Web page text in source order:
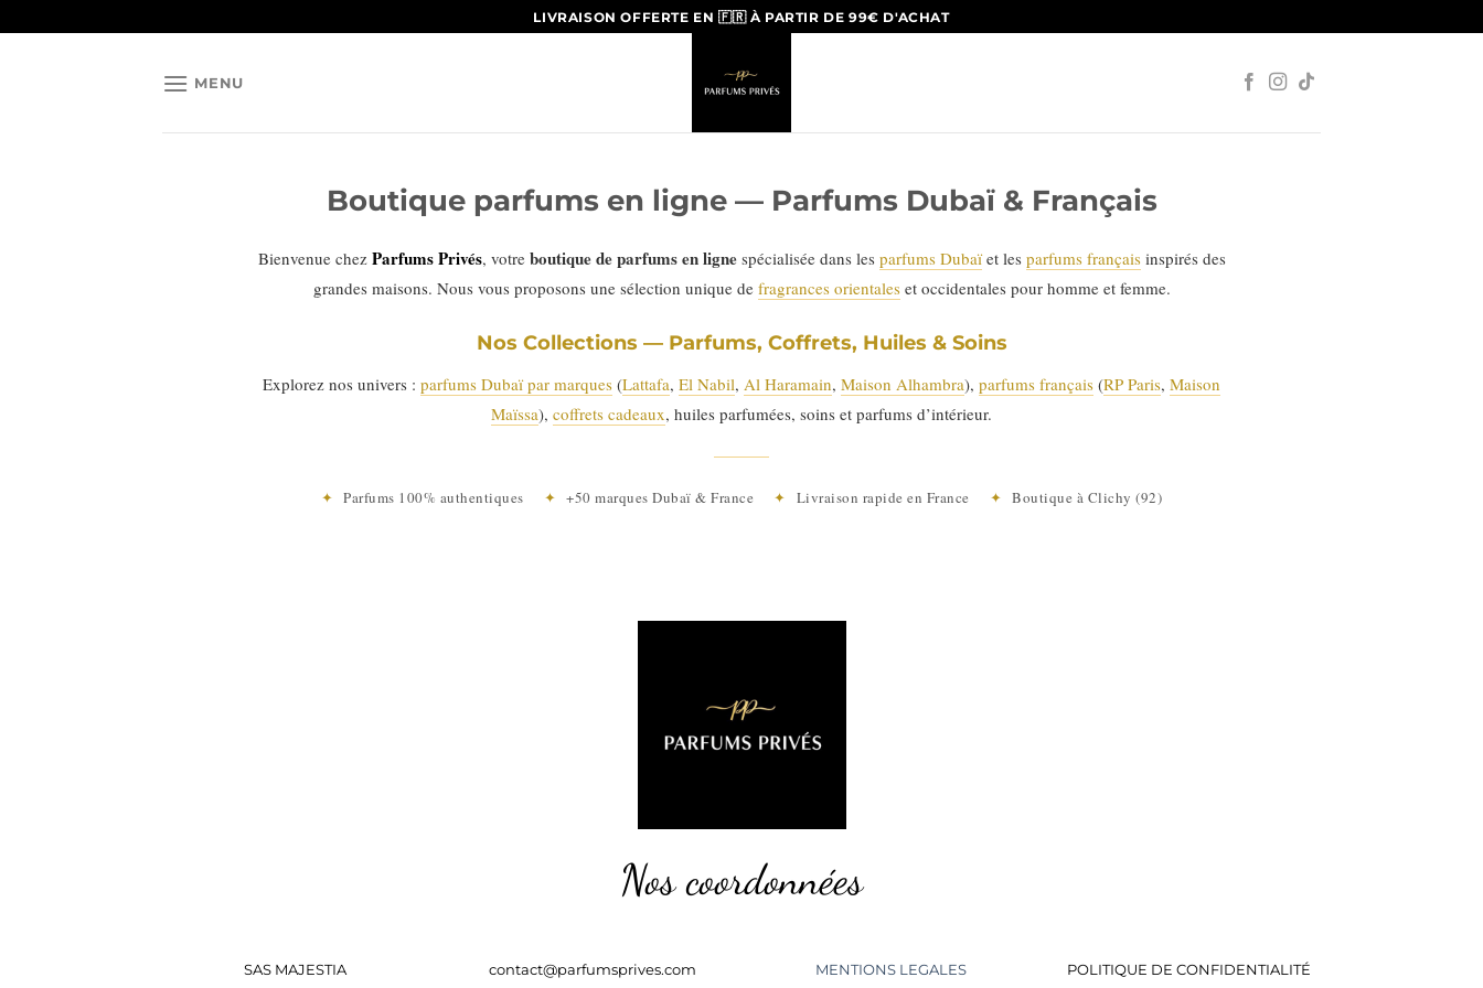
au
LIVRAISON OFFERTE EN 🇫🇷 À PARTIR DE 99€ D'ACHAT
MENU
Boutique parfums en ligne — Parfums Dubaï & Français
Bienvenue chez Parfums Privés, votre boutique de parfums en lignespécialisée dans les parfums Dubaïet les parfums françaisinspirés des
grandes maisons. Nous vous proposons une sélection unique de fragrances orientaleset occidentales pour homme et femme.
Nos Collections — Parfums, Coffrets, Huiles & Soins
Explorez nos univers : parfums Dubaï par marques (Lattafa, El Nabil, Al Haramain, Maison Alhambra), parfums français (RP Paris, Maison
Maïssa), coffrets cadeaux, huiles parfumées, soins et parfums d’intérieur.
✦ Parfums 100% authentiques ✦ +50 marques Dubaï & France ✦ Livraison rapide en France ✦ Boutique à Clichy (92)
Nos coordonnées
SAS MAJESTIA contact@parfumsprives.com MENTIONS LEGALES POLITIQUE DE CONFIDENTIALITÉ